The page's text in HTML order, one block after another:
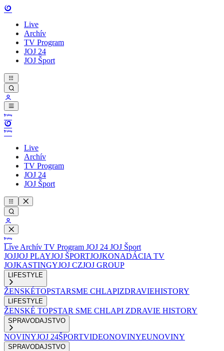
Live
Archív
TV Program
JOJ 24
JOJ Šport
Live
Archív
TV Program
JOJ 24
JOJ Šport
Live Archív TV Program JOJ 24 JOJ Šport
JOJJOJ PLAYJOJ ŠPORTJOJKONADÁCIA TV
JOJKASTINGYJOJ CZJOJ GROUP
LIFESTYLE
ŽENSKÉTOPSTARSME CHLAPIZDRAVIEHISTORY
LIFESTYLE
ŽENSKÉ TOPSTAR SME CHLAPI ZDRAVIE HISTORY
SPRAVODAJSTVO
NOVINYJOJ 24ŠPORTVIDEONOVINYEUNOVINY
SPRAVODAJSTVO